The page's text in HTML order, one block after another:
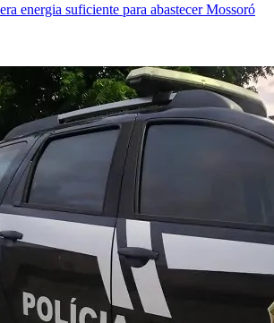
energia suficiente para abastecer Mossoró